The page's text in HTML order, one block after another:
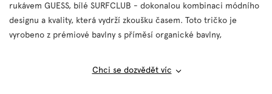
rukávem GUESS, bílé SURFCLUB - dokonalou kombinaci módního
designu a kvality, která vydrží zkoušku časem. Toto tričko je
vyrobeno z prémiové bavlny s příměsí organické bavlny,
Chci se dozvědět víc